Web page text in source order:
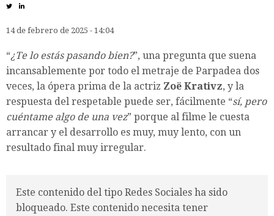
14 de febrero de 2025 - 14:04
“¿Te lo estás pasando bien?”, una pregunta que suena
incansablemente por todo el metraje de Parpadea dos
veces, la ópera prima de la actriz Zoë Krativz, y la
respuesta del respetable puede ser, fácilmente “sí, pero
cuéntame algo de una vez” porque al filme le cuesta
arrancar y el desarrollo es muy, muy lento, con un
resultado final muy irregular.
Este contenido del tipo Redes Sociales ha sido
bloqueado. Este contenido necesita tener